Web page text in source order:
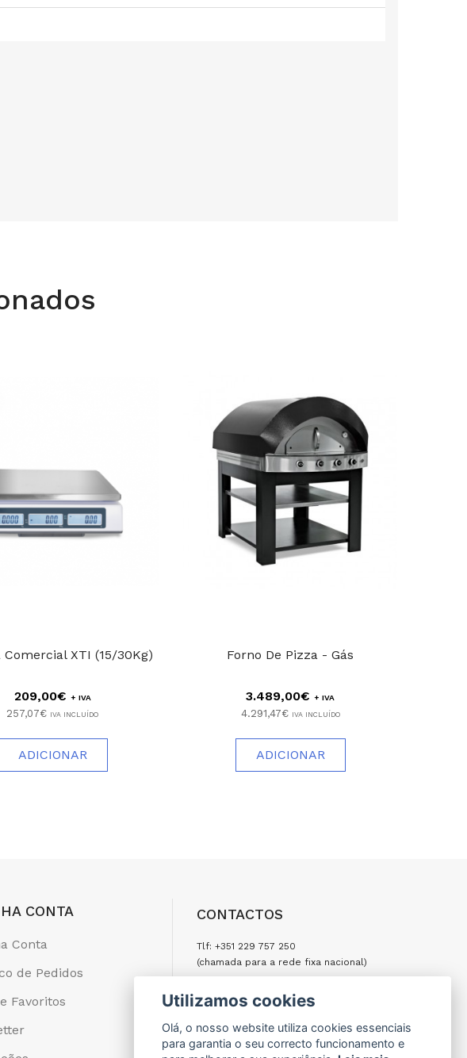
Comercial XTI (15/30Kg)
209,00€ + IVA
257,07€ IVA INCLUÍDO
ADICIONAR
Forno De Pizza - Gás
3.489,00€+ IVA
4.291,47€ IVA INCLUÍDO
ADICIONAR
CONTA
Conta
de Pedidos
Favoritos
CONTACTOS
Tlf: +351 229 757 250
(chamada para a rede fixa nacional)
(chamada para a rede móvel nacional)
Email: encomendas@formifri.com
Utilizamos cookies
Olá, o nosso website utiliza cookies essenciais
para garantia o seu correcto funcionamento e